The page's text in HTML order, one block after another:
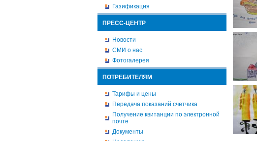
Газификация
ПРЕСС-ЦЕНТР
Новости
СМИ о нас
Фотогалерея
ПОТРЕБИТЕЛЯМ
Тарифы и цены
Передача показаний счетчика
Получение квитанции по электронной
почте
Документы